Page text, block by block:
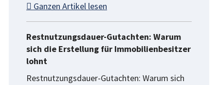
Ganzen Artikel lesen
Restnutzungsdauer-Gutachten: Warum
sich die Erstellung für Immobilienbesitzer
lohnt
Restnutzungsdauer-Gutachten: Warum sich